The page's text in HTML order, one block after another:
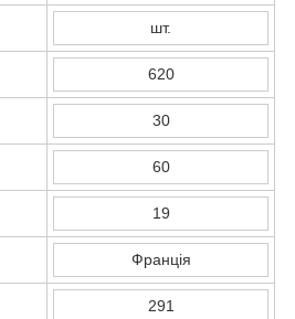
шт.
620
30
60
19
Франція
291